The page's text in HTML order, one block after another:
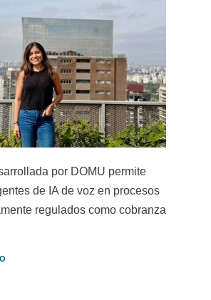
por DOMU permite
de IA de voz en procesos
regulados como cobranza